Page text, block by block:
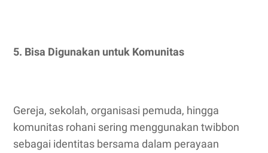
5. Bisa Digunakan untuk Komunitas
Gereja, sekolah, organisasi pemuda, hingga
komunitas rohani sering menggunakan twibbon
sebagai identitas bersama dalam perayaan